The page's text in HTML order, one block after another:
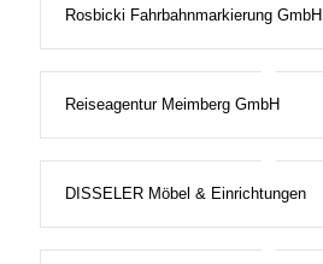
Rosbicki Fahrbahnmarkierung GmbH
Reiseagentur Meimberg GmbH
DISSELER Möbel & Einrichtungen